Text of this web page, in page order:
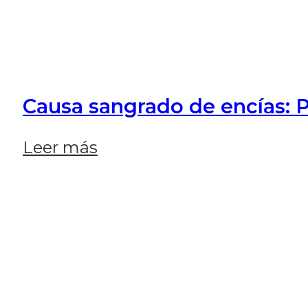
Causa sangrado de
Leer más